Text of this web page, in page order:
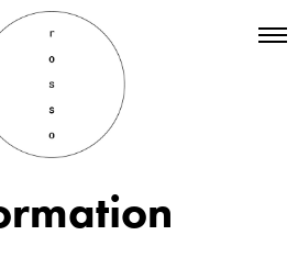
Top
Hair
Staff